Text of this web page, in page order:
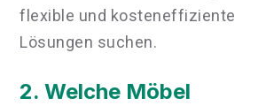
flexible und kosteneffiziente
Lösungen suchen.
2. Welche Möbel